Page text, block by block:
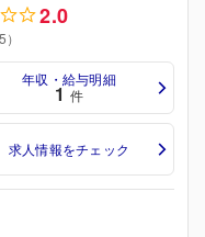
2.0
年収・給与明細
1 件
求人情報をチェック